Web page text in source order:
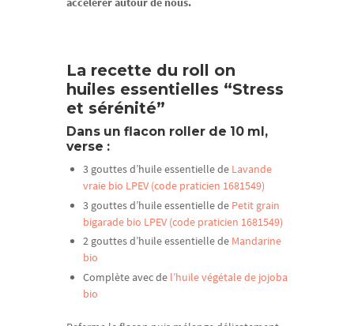
La recette du roll on
huiles essentielles “Stress
et sérénité”
Dans un flacon roller de 10 ml,
verse :
3 gouttes d’huile essentielle de Lavande
vraie bio LPEV (code praticien 1681549)
3 gouttes d’huile essentielle de Petit grain
bigarade bio LPEV (code praticien 1681549)
2 gouttes d’huile essentielle de Mandarine
bio
Complète avec de l’huile végétale de jojoba
bio